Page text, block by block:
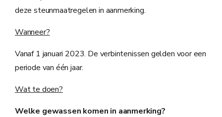
deze steunmaatregelen in aanmerking.
Wanneer?
Vanaf 1 januari 2023. De verbintenissen gelden voor een
periode van één jaar.
Wat te doen?
Welke gewassen komen in aanmerking?